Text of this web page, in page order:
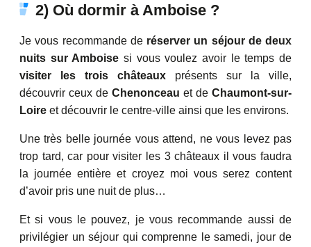
2) Où dormir à Amboise ?
Je vous recommande deréserver un séjour de deux
nuits sur Amboise si vous voulez avoir le temps de
visiter les trois châteaux présents sur la ville,
découvrir ceux de Chenonceau et de Chaumont-sur-
Loire et découvrir le centre-ville ainsi que les environs.
Une très belle journée vous attend, ne vous levez pas
trop tard, car pour visiter les 3 châteaux il vous faudra
la journée entière et croyez moi vous serez content
d’avoir pris une nuit de plus…
Et si vous le pouvez, je vous recommande aussi de
privilégier un séjour qui comprenne le samedi, jour de